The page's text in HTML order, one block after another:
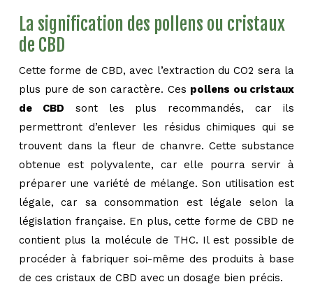
La signification des pollens ou cristaux
de CBD
Cette forme de CBD, avec l’extraction du CO2 sera la
plus pure de son caractère. Ces pollens ou cristaux
de CBD sont les plus recommandés, car ils
permettront d’enlever les résidus chimiques qui se
trouvent dans la fleur de chanvre. Cette substance
obtenue est polyvalente, car elle pourra servir à
préparer une variété de mélange. Son utilisation est
légale, car sa consommation est légale selon la
législation française. En plus, cette forme de CBD ne
contient plus la molécule de THC. Il est possible de
procéder à fabriquer soi-même des produits à base
de ces cristaux de CBD avec un dosage bien précis.